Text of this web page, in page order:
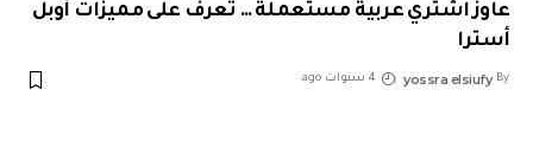
عاوز اشتري عربية مستعملة … تعرف على مميزات أوبل
أسترا
By
yossra elsiufy 4 سنوات ago